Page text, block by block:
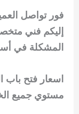
فور تواصل
إليكم فني
المشكلة في
اسعار فتح
مستوي جميع